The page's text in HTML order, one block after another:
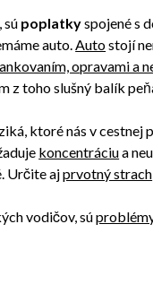
sú poplatkyspojené s
auto.Autostojí
opravami a
z toho slušný balík
ktoré nás v cestnej
koncentráciua
Určite ajprvotný strach
vodičov, sú